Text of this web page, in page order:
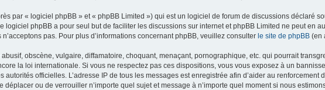
par « logiciel phpBB » et « phpBB Limited ») qui est un logiciel de forum de discussions déclaré
logiciel phpBB a pour seul but de faciliter les discussions sur internet et phpBB Limited ne peut en
pas. Pour plus d’informations concernant phpBB, veuillez consulter le site de phpBB (en
obscène, vulgaire, diffamatoire, choquant, menaçant, pornographique, etc. qui pourrait
la loi internationale. Si vous ne respectez pas ces dispositions, vous vous exposez à un
autorités officielles. L’adresse IP de tous les messages est enregistrée afin d’aider au renforcement
ou de verrouiller n’importe quel sujet et message à n’importe quel moment si nous